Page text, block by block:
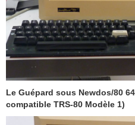
Le Guépard sous Newdos/80
compatible TRS-80 Modèle 1)